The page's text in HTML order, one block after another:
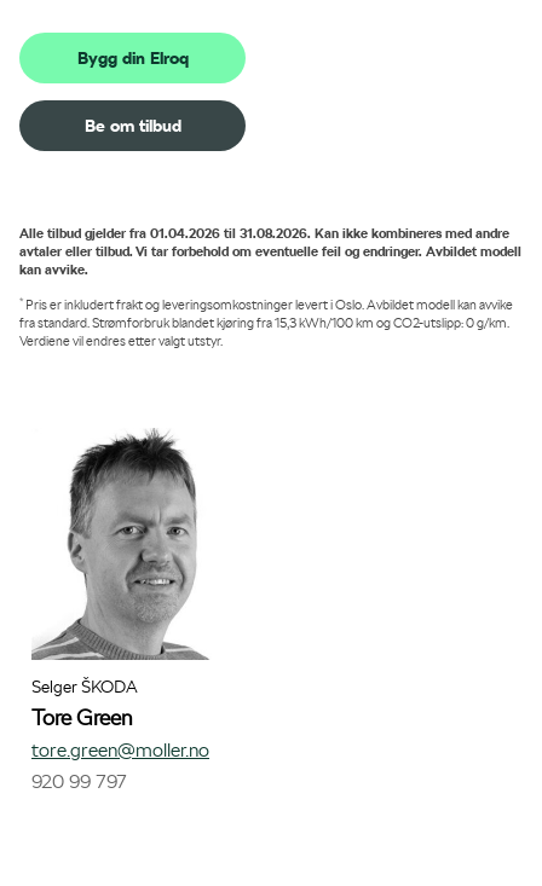
Bygg din Elroq
Be om tilbud
Alle tilbud gjelder fra 01.04.2026 til 31.08.2026. Kan ikke kombineres med andre
avtaler eller tilbud. Vi tar forbehold om eventuelle feil og endringer. Avbildet modell
kan avvike.
* Pris er inkludert frakt og leveringsomkostninger levert i Oslo. Avbildet modell kan avvike
fra standard. Strømforbruk blandet kjøring fra 15,3 kWh/100 km og CO2-utslipp: 0 g/km.
Verdiene vil endres etter valgt utstyr.
Selger ŠKODA
Tore Green
tore.green@moller.no
920 99 797